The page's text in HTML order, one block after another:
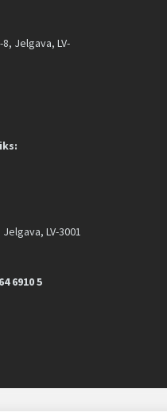
Jelgava, LV-
LV-3001
6910 5